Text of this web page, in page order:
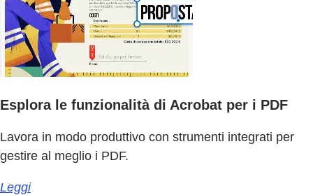
Esplora le funzionalità di Acrobat per i PDF
Lavora in modo produttivo con strumenti integrati per
gestire al meglio i PDF.
Leggi